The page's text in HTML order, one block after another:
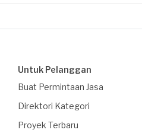
Untuk Pelanggan
Buat Permintaan Jasa
Direktori Kategori
Proyek Terbaru